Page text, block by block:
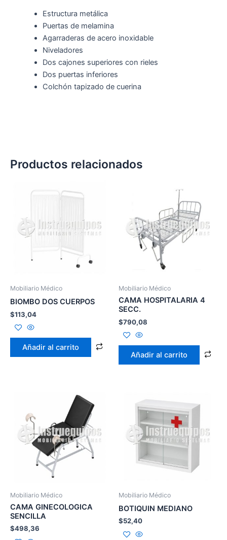
Estructura metálica
Puertas de melamina
Agarraderas de acero inoxidable
Niveladores
Dos cajones superiores con rieles
Dos puertas inferiores
Colchón tapizado de cuerina
Productos relacionados
Mobiliario Médico
BIOMBO DOS CUERPOS
$113,04
Añadir al carrito
Mobiliario Médico
CAMA HOSPITALARIA 4
SECC.
$790,08
Añadir al carrito
Mobiliario Médico
CAMA GINECOLOGICA
SENCILLA
$498,36
Mobiliario Médico
BOTIQUIN MEDIANO
$52,40